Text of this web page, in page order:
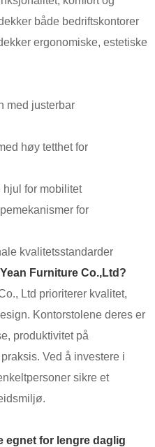
både bedriftskontorer
ergonomiske, estetiske
med justerbar
høy tetthet for
for mobilitet
for
kvalitetsstandarder
Furniture Co.,Ltd?
Ltd prioriterer kvalitet,
Kontorstolene deres er
produktivitet på
Ved å investere i
sikre et
egnet for lengre daglig